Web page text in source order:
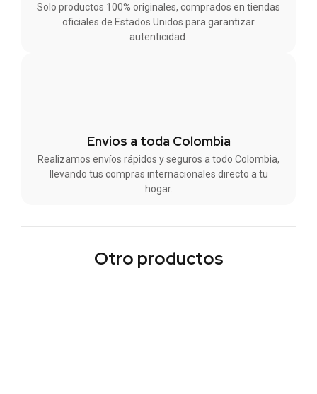
Solo productos 100% originales, comprados en tiendas
oficiales de Estados Unidos para garantizar
autenticidad.
Envios a toda Colombia
Realizamos envíos rápidos y seguros a todo Colombia,
llevando tus compras internacionales directo a tu
hogar.
Otro productos